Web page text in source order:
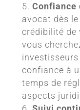
Confiance
avocat dès
crédibilité de
vous
confiance à
temps de
aspects